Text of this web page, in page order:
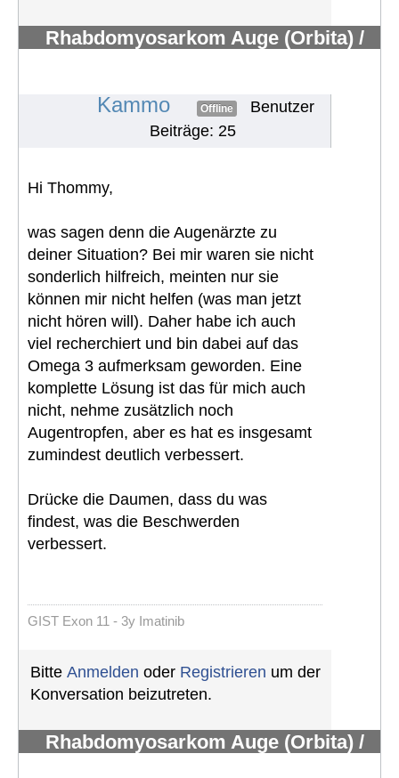
Rhabdomyosarkom Auge (Orbita) /
Kammo Offline
Benutzer
Beiträge: 25
Hi Thommy,
was sagen denn die Augenärzte zu
deiner Situation? Bei mir waren sie nicht
sonderlich hilfreich, meinten nur sie
können mir nicht helfen (was man jetzt
nicht hören will). Daher habe ich auch
viel recherchiert und bin dabei auf das
Omega 3 aufmerksam geworden. Eine
komplette Lösung ist das für mich auch
nicht, nehme zusätzlich noch
Augentropfen, aber es hat es insgesamt
zumindest deutlich verbessert.
Drücke die Daumen, dass du was
findest, was die Beschwerden
verbessert.
GIST Exon 11 - 3y Imatinib
Bitte Anmelden oder Registrieren um der
Konversation beizutreten.
Rhabdomyosarkom Auge (Orbita) /